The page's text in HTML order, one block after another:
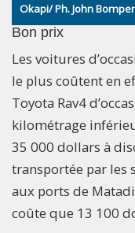
Okapi/ Ph. John
Bon prix
Les voitures
le plus coûtent en
Toyota Rav4
kilométrage
35 000 dollars à
transportée par les
aux ports de
coûte que 13 100